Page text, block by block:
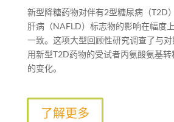
新型降糖药物对伴有2型糖尿病（T2D
肝病（NAFLD）标志物的影响在幅度
一致。这项大型回顾性研究调查了与
用新型T2D药物的受试者丙氨酸氨基转
的变化。
了解更多